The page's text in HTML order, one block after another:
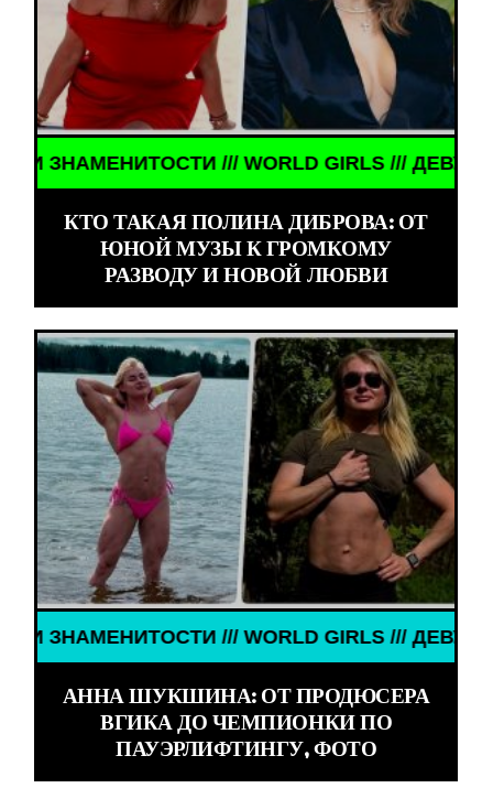
/// WORLD GIRLS /// ДЕВУШКИ
КТО ТАКАЯ ПОЛИНА ДИБРОВА: ОТ
ЮНОЙ МУЗЫ К ГРОМКОМУ
РАЗВОДУ И НОВОЙ ЛЮБВИ
/// WORLD GIRLS /// ДЕВУШКИ
АННА ШУКШИНА: ОТ ПРОДЮСЕРА
ВГИКА ДО ЧЕМПИОНКИ ПО
ПАУЭРЛИФТИНГУ, ФОТО